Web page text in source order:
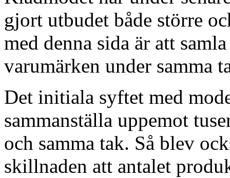
gjort utbudet både större
med denna sida är att
varumärken under samma
Det initiala syftet med
sammanställa uppemot
och samma tak. Så blev
skillnaden att antalet